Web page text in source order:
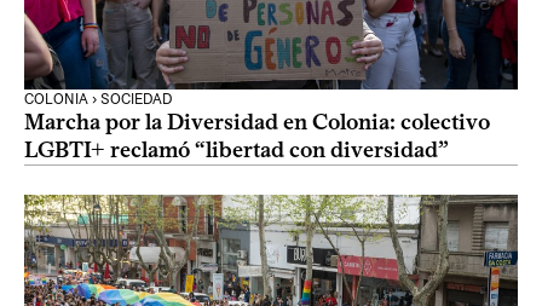
COLONIA › SOCIEDAD
Marcha por la Diversidad en Colonia: colectivo
LGBTI+ reclamó “libertad con diversidad”